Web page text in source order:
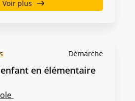
Voir plus
Démarche
en élémentaire